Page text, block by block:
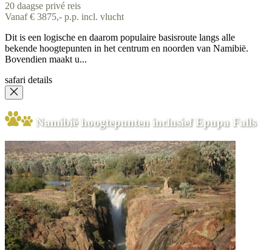
20 daagse privé reis
Vanaf € 3875,- p.p. incl. vlucht
Dit is een logische en daarom populaire basisroute langs alle
bekende hoogtepunten in het centrum en noorden van Namibië.
Bovendien maakt u...
safari details
Namibië hoogtepunten inclusief Epupa Falls